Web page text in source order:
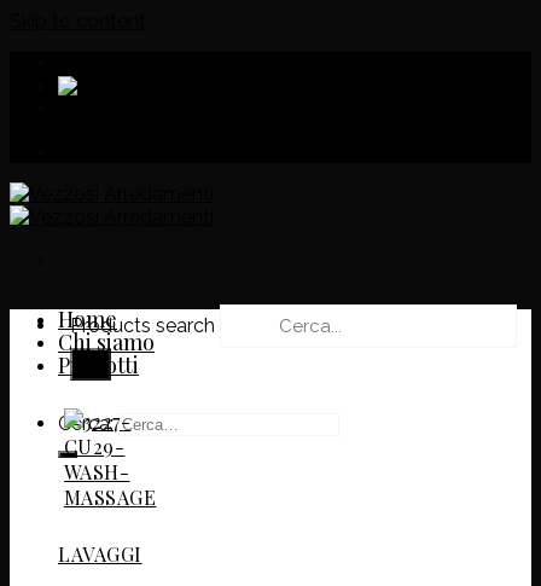
Products search
Cerca:
Home
Chi siamo
Prodotti
LAVAGGI